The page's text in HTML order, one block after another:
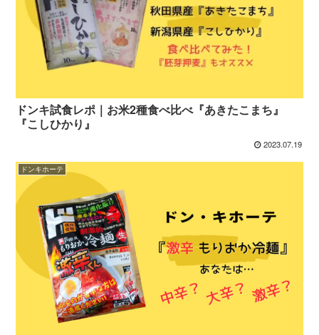
ドンキ試食レポ｜お米2種食べ比べ『あきたこまち』
『こしひかり』
2023.07.19
ドンキホーテ